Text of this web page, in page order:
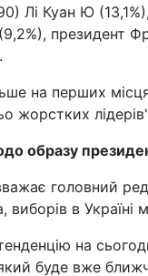
Лі Куан Ю
президент
на перших
жорстких
образу
головний
виборів в
на
буде вже